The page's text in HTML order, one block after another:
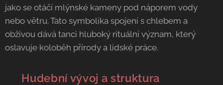
jako se otáčí mlýnské kameny pod náporem vody
nebo větru. Tato symbolika spojení s chlebem a
obživou dává tanci hluboký rituální význam, který
oslavuje koloběh přírody a lidské práce.
🎼 Hudební vývoj a struktura